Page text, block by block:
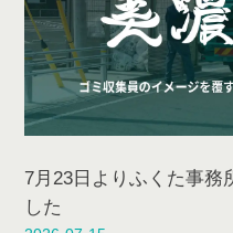
7月23日よりふくた事務
した